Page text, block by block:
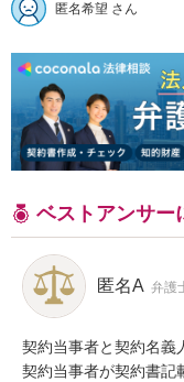
匿名希望 さん
ベストアンサー
匿名A 弁護
契約当事者と契約名義
契約当事者が契約書記